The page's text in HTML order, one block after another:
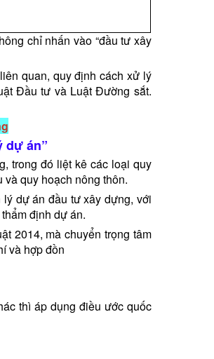
chỉ nhấn vào “đầu tư xây
quan, quy định cách xử lý
Đầu tư và Luật Đường sắt.
dự án”
trong đó liệt kê các loại quy
quy hoạch nông thôn.
dự án đầu tư xây dựng, với
định dự án.
2014, mà chuyển trọng tâm
và hợp đồn
thì áp dụng điều ước quốc